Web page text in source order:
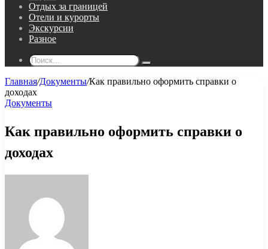
Отдых за границей
Отели и курорты
Экскурсии
Разное
Поиск...
Главная/Документы/Как правильно оформить справки о
доходах
Документы
Как правильно оформить справки о
доходах